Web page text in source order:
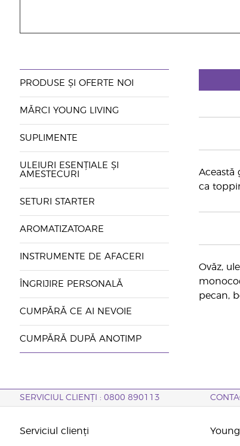
PRODUSE ȘI OFERTE NOI
MĂRCI YOUNG LIVING
SUPLIMENTE
ULEIURI ESENȚIALE ȘI
AMESTECURI
SETURI STARTER
AROMATIZATOARE
INSTRUMENTE DE AFACERI
ÎNGRIJIRE PERSONALĂ
CUMPĂRĂ CE AI NEVOIE
CUMPĂRĂ DUPĂ ANOTIMP
Această
ca
Ovăz,
pecan,
SERVICIUL CLIENȚI : 0800 890113
Serviciul clienți